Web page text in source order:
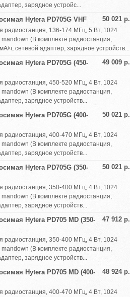
зарядное устройс...
50 021 р.
Hytera PD705G VHF
радиостанция, 136-174 МГц, 5 Вт, 1024
mandown (В комплекте радиостанция,
ч, сетевой адаптер, зарядное устройств...
49 009 р.
Hytera PD705G (450-
радиостанция, 450-520 МГц, 4 Вт, 1024
mandown (В комплекте радиостанция,
зарядное устройств...
50 021 р.
Hytera PD705G (400-
радиостанция, 400-470 МГц, 4 Вт, 1024
mandown (В комплекте радиостанция,
зарядное устройств...
50 021 р.
Hytera PD705G (350-
радиостанция, 350-400 МГц, 4 Вт, 1024
mandown (В комплекте радиостанция,
зарядное устройств...
47 912 р.
Hytera PD705 MD (350-
радиостанция, 350-400 МГц, 4 Вт, 1024
mandown (В комплекте радиостанция,
зарядное устройств...
48 924 р.
Hytera PD705 MD (400-
радиостанция, 400-470 МГц, 4 Вт, 1024